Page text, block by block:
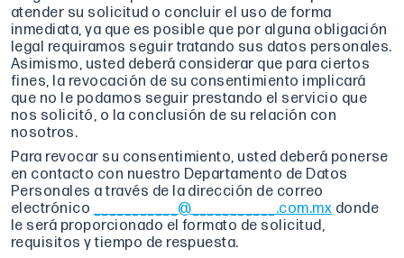
atender su solicitud o concluir el uso de forma
inmediata, ya que es posible que por alguna obligación
legal requiramos seguir tratando sus datos personales.
Asimismo, usted deberá considerar que para ciertos
fines, la revocación de su consentimiento implicará
que no le podamos seguir prestando el servicio que
nos solicitó, o la conclusión de su relación con
nosotros.
Para revocar su consentimiento, usted deberá ponerse
en contacto con nuestro Departamento de Datos
Personales a través de la dirección de correo
electrónico
___________@___________.com.mx donde
le será proporcionado el formato de solicitud,
requisitos y tiempo de respuesta.